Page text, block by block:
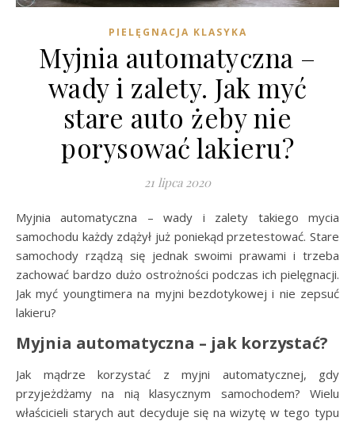
PIELĘGNACJA KLASYKA
Myjnia automatyczna –
wady i zalety. Jak myć
stare auto żeby nie
porysować lakieru?
21 lipca 2020
Myjnia automatyczna – wady i zalety takiego mycia
samochodu każdy zdążył już poniekąd przetestować. Stare
samochody rządzą się jednak swoimi prawami i trzeba
zachować bardzo dużo ostrożności podczas ich pielęgnacji.
Jak myć youngtimera na myjni bezdotykowej i nie zepsuć
lakieru?
Myjnia automatyczna – jak korzystać?
Jak mądrze korzystać z myjni automatycznej, gdy
przyjeżdżamy na nią klasycznym samochodem? Wielu
właścicieli starych aut decyduje się na wizytę w tego typu